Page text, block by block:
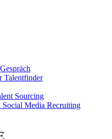
Talentfinder
Sourcing
Social Media Recruiting